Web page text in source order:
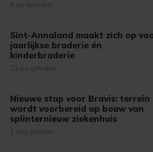
4 uur geleden
Sint-Annaland maakt zich op
jaarlijkse braderie én
kinderbraderie
21 uur geleden
Nieuwe stap voor Bravis: terrein
wordt voorbereid op bouw van
splinternieuw ziekenhuis
1 dag geleden